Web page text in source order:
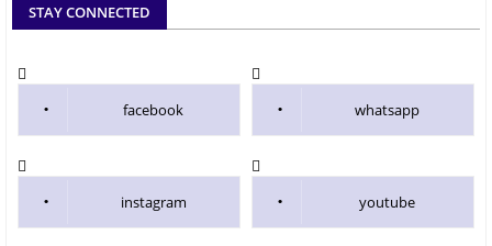
STAY CONNECTED
facebook whatsapp
instagram youtube